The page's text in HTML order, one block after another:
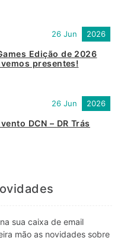
Edição de 2026
presentes!
26 Jun 2026
DCN – DR Trás
26 Jun 2026
sua caixa de email
mão as novidades sobre